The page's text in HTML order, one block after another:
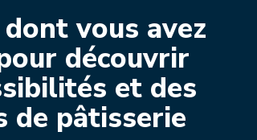
vous avez
découvrir
et des
de pâtisserie